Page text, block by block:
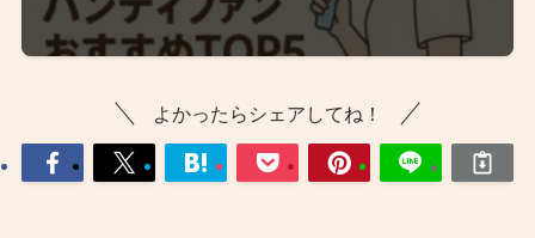
よかったらシェアしてね！